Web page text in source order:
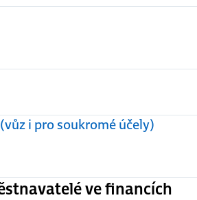
i pro soukromé účely)
ve financích